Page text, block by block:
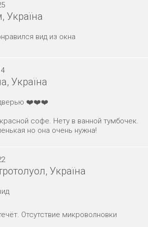
Україна
вид из окна
Україна
дверью ❤️❤️❤️
софе. Нету в ванной тумбочек.
но она очень нужна!
Україна
Отсутствие микроволновки